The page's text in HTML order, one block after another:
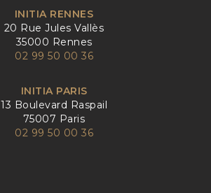
INITIA RENNES
20 Rue Jules Vallès
35000 Rennes
02 99 50 00 36
INITIA PARIS
13 Boulevard Raspail
75007 Paris
02 99 50 00 36